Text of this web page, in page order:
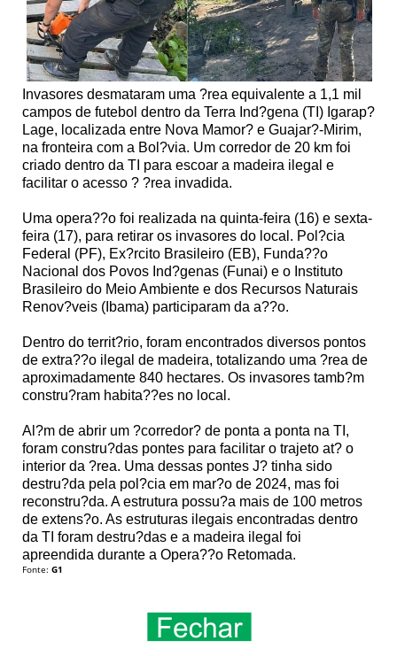
Invasores desmataram uma ?rea equivalente a 1,1 mil
campos de futebol dentro da Terra Ind?gena (TI) Igarap?
Lage, localizada entre Nova Mamor? e Guajar?-Mirim,
na fronteira com a Bol?via. Um corredor de 20 km foi
criado dentro da TI para escoar a madeira ilegal e
facilitar o acesso ? ?rea invadida.
Uma opera??o foi realizada na quinta-feira (16) e sexta-
feira (17), para retirar os invasores do local. Pol?cia
Federal (PF), Ex?rcito Brasileiro (EB), Funda??o
Nacional dos Povos Ind?genas (Funai) e o Instituto
Brasileiro do Meio Ambiente e dos Recursos Naturais
Renov?veis (Ibama) participaram da a??o.
Dentro do territ?rio, foram encontrados diversos pontos
de extra??o ilegal de madeira, totalizando uma ?rea de
aproximadamente 840 hectares. Os invasores tamb?m
constru?ram habita??es no local.
Al?m de abrir um ?corredor? de ponta a ponta na TI,
foram constru?das pontes para facilitar o trajeto at? o
interior da ?rea. Uma dessas pontes J? tinha sido
destru?da pela pol?cia em mar?o de 2024, mas foi
reconstru?da. A estrutura possu?a mais de 100 metros
de extens?o. As estruturas ilegais encontradas dentro
da TI foram destru?das e a madeira ilegal foi
apreendida durante a Opera??o Retomada.
Fonte: G1